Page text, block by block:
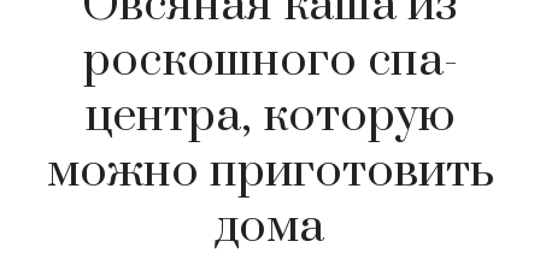
роскошного спа-
центра, которую
можно приготовить
дома